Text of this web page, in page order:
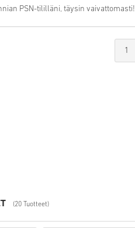
PSN-tililläni, täysin vaivattomasti!
1
(20 Tuotteet)